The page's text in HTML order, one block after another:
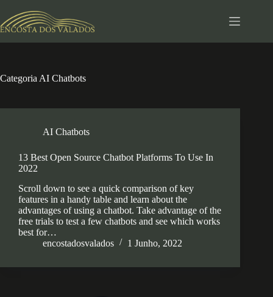
para
o
Categoria AI Chatbots
AI Chatbots
13 Best Open Source Chatbot Platforms To Use In
2022
Scroll down to see a quick comparison of key
features in a handy table and learn about the
advantages of using a chatbot. Take advantage of the
free trials to test a few chatbots and see which works
best for…
encostadosvalados
1 Junho, 2022